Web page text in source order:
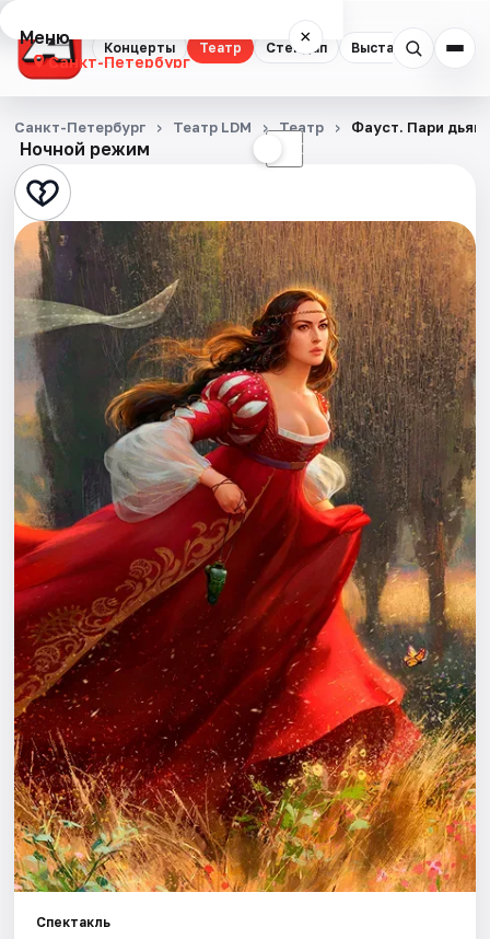
Концерты Театр Стендап Выставки
Меню ×
Санкт-Петербург
Концерты
Театр
Стендап
Выставки
Квесты
Экскурсии
Спорт
События
Города
Площадки
Артисты
Рейтинги
Ночной режим ☾
Санкт-Петербург Театр LDM Театр Фауст. Пари
Спектакль